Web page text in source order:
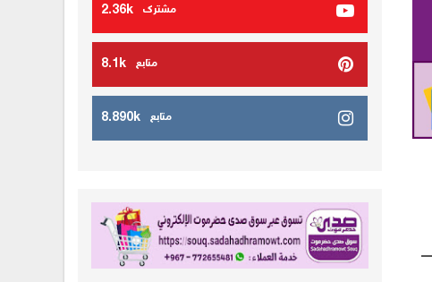
2.36k مشترك
8.1k متابع
8.890k متابع